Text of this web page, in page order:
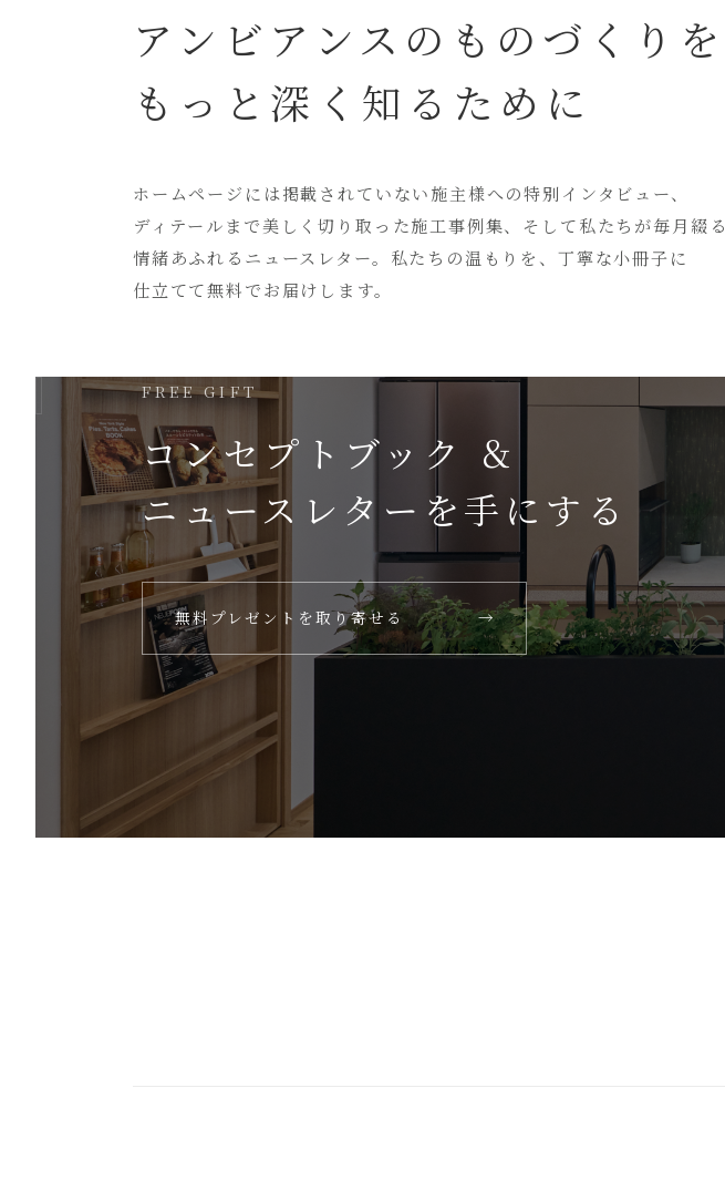
アンビアンスの ものづくりを
もっと深く知るために
ホームページには掲載されていない施主様への特別インタビュー、
ディテールまで美しく切り取った施工事例集、そして私たちが毎月綴る
情緒あふれるニュースレター。 私たちの温もりを、丁寧な小冊子に
仕立てて無料でお届けします。
FREE GIFT
コンセプトブック ＆
ニュースレターを手にする
無料プレゼントを取り寄せる →